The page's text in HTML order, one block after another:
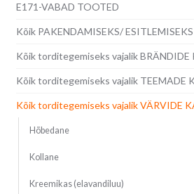
E171-VABAD TOOTED
Kõik PAKENDAMISEKS/ ESITLEMISEKS
Kõik torditegemiseks vajalik BRÄNDIDE
Kõik torditegemiseks vajalik TEEMADE
Kõik torditegemiseks vajalik VÄRVIDE
Hõbedane
Kollane
Kreemikas (elavandiluu)